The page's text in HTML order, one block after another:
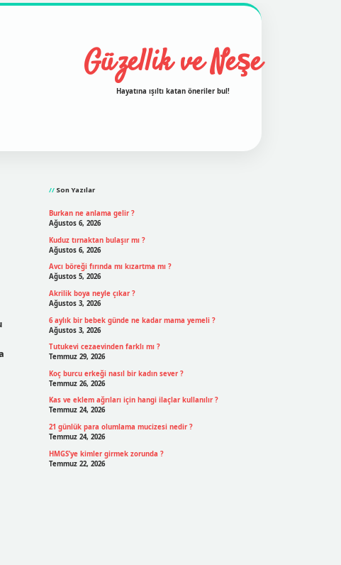
Güzellik ve Neşe
Hayatına ışıltı katan öneriler bul!
Son Yazılar
Burkan ne anlama gelir ?
Ağustos 6, 2026
Kuduz tırnaktan bulaşır mı ?
Ağustos 6, 2026
Avcı böreği fırında mı kızartma mı ?
Ağustos 5, 2026
Akrilik boya neyle çıkar ?
Ağustos 3, 2026
6 aylık bir bebek günde ne kadar mama yemeli ?
Ağustos 3, 2026
Tutukevi cezaevinden farklı mı ?
Temmuz 29, 2026
Koç burcu erkeği nasıl bir kadın sever ?
Temmuz 26, 2026
Kas ve eklem ağrıları için hangi ilaçlar kullanılır ?
Temmuz 24, 2026
21 günlük para olumlama mucizesi nedir ?
Temmuz 24, 2026
HMGS’ye kimler girmek zorunda ?
Temmuz 22, 2026